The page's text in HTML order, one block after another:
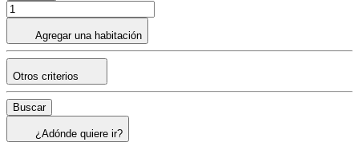
Agregar una habitación
Otros criterios
Buscar
¿Adónde quiere ir?